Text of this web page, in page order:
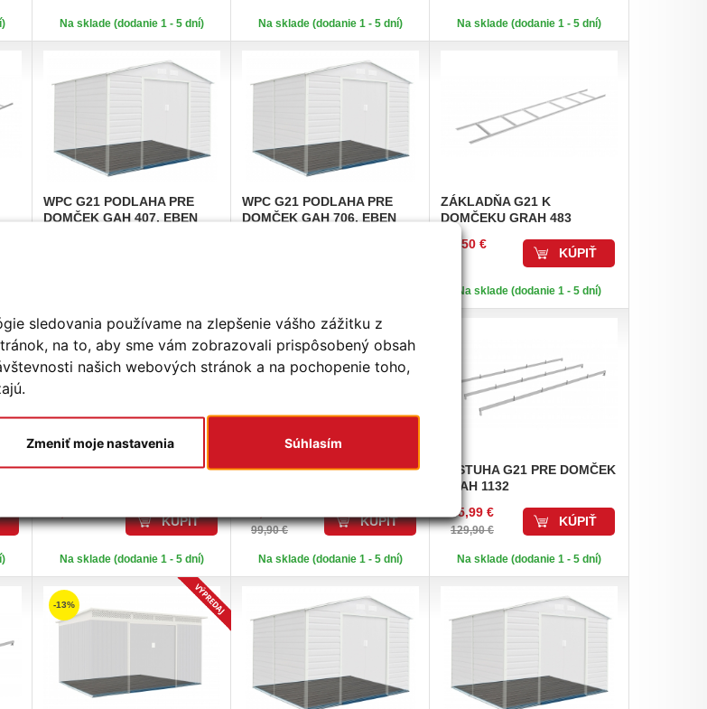
sledovania používame na zlepšenie vášho zážitku z
na to, aby sme vám zobrazovali prispôsobený obsah
našich webových stránok a na pochopenie toho,
Súhlasím
Zmeniť moje nastavenia
Na sklade (dodanie 1 - 5 dní) Na sklade (dodanie 1 - 5 dní) Na sklade (dodanie 1 - 5 dní)
WPC G21 PODLAHA PRE
DOMČEK GAH 407, EBEN
WPC G21 PODLAHA PRE
DOMČEK GAH 706, EBEN
ZÁKLADŇAG21 K
DOMČEKU GRAH 483
46,50 €
KÚPIŤ
Na sklade (dodanie 1 - 5 dní)
ZÁKLADŇAG21 K
KÚPIŤ
Na sklade (dodanie 1 - 5 dní)
VÝSTUHAG21 PRE DOMČEK
99,90 €
KÚPIŤ
Na sklade (dodanie 1 - 5 dní)
VÝSTUHAG21 PRE DOMČEK
GRAH 1132
105,99 €
129,90 €
KÚPIŤ
Na sklade (dodanie 1 - 5 dní)
-13%